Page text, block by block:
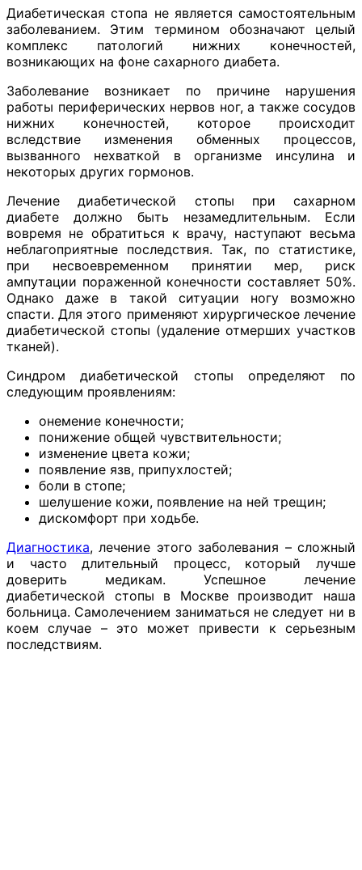
Диабетическая стопа не является самостоятельным
заболеванием. Этим термином обозначают целый
комплекс патологий нижних конечностей,
возникающих на фоне сахарного диабета.
Заболевание возникает по причине нарушения
работы периферических нервов ног, а также сосудов
нижних конечностей, которое происходит
вследствие изменения обменных процессов,
вызванного нехваткой в организме инсулина и
некоторых других гормонов.
Лечение диабетической стопы при сахарном
диабете должно быть незамедлительным. Если
вовремя не обратиться к врачу, наступают весьма
неблагоприятные последствия. Так, по статистике,
при несвоевременном принятии мер, риск
ампутации пораженной конечности составляет 50%.
Однако даже в такой ситуации ногу возможно
спасти. Для этого применяют хирургическое лечение
диабетической стопы (удаление отмерших участков
тканей).
Синдром диабетической стопы определяют по
следующим проявлениям:
онемение конечности;
понижение общей чувствительности;
изменение цвета кожи;
появление язв, припухлостей;
боли в стопе;
шелушение кожи, появление на ней трещин;
дискомфорт при ходьбе.
Диагностика, лечение этого заболевания – сложный
и часто длительный процесс, который лучше
доверить медикам. Успешное лечение
диабетической стопы в Москве производит наша
больница. Самолечением заниматься не следует ни в
коем случае – это может привести к серьезным
последствиям.